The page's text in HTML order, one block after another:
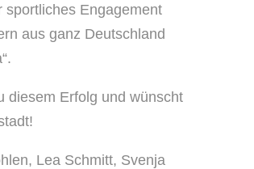
sportliches Engagement
aus ganz Deutschland
diesem Erfolg und wünscht
Lea Schmitt, Svenja